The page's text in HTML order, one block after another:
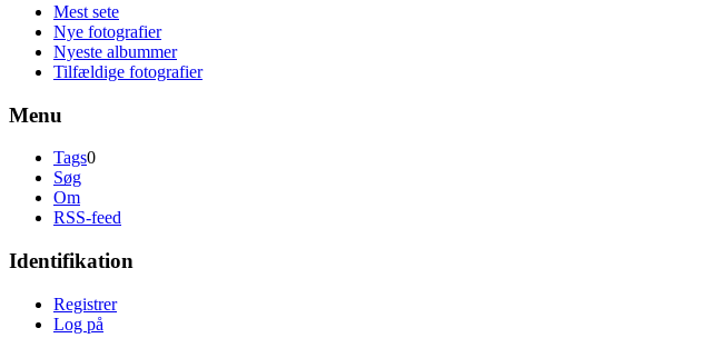
Mest sete
Nye fotografier
Nyeste albummer
Tilfældige fotografier
Menu
Tags0
Søg
Om
RSS-feed
Identifikation
Registrer
Log på